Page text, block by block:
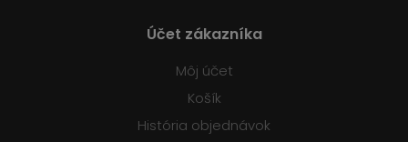
Účet zákazníka
Môj účet
Košík
História objednávok